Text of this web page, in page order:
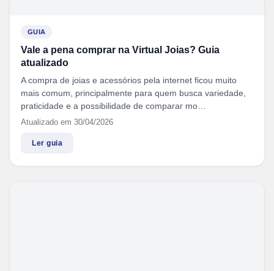
GUIA
Vale a pena comprar na Virtual Joias? Guia
atualizado
A compra de joias e acessórios pela internet ficou muito
mais comum, principalmente para quem busca variedade,
praticidade e a possibilidade de comparar mo…
Atualizado em 30/04/2026
Ler guia